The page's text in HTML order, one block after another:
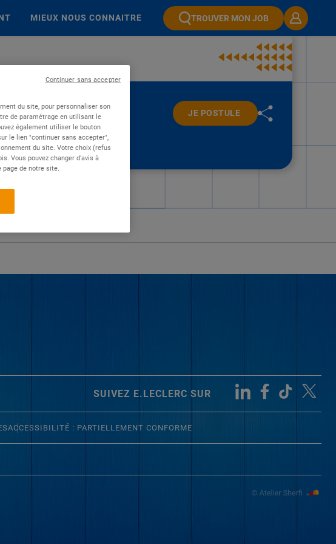
MIEUX NOUS CONNAITRE TROUVER MON JOB
JE POSTULE
SUIVEZ E.LECLERC SUR
ACCESSIBILITÉ : PARTIELLEMENT CONFORME
du site, pour personnaliser son
de paramétrage en utilisant le
également utiliser le bouton
le lien "continuer sans accepter",
du site. Votre choix (refus
Vous pouvez changer d'avis à
de notre site.
Continuer sans accepter